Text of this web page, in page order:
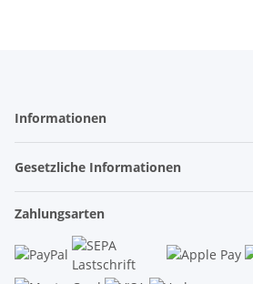
Informationen
Gesetzliche Informationen
Zahlungsarten